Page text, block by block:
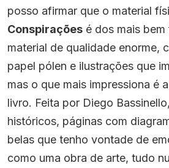
posso afirmar que o material
Conspirações é dos mais
material de qualidade enorme,
papel pólen e ilustrações que
mas o que mais impressiona é
livro. Feita por Diego
históricos, páginas com
belas que tenho vontade de
como uma obra de arte, tudo